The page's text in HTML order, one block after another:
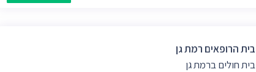
בית הרופאים רמת גן
בית חולים ברמת גן